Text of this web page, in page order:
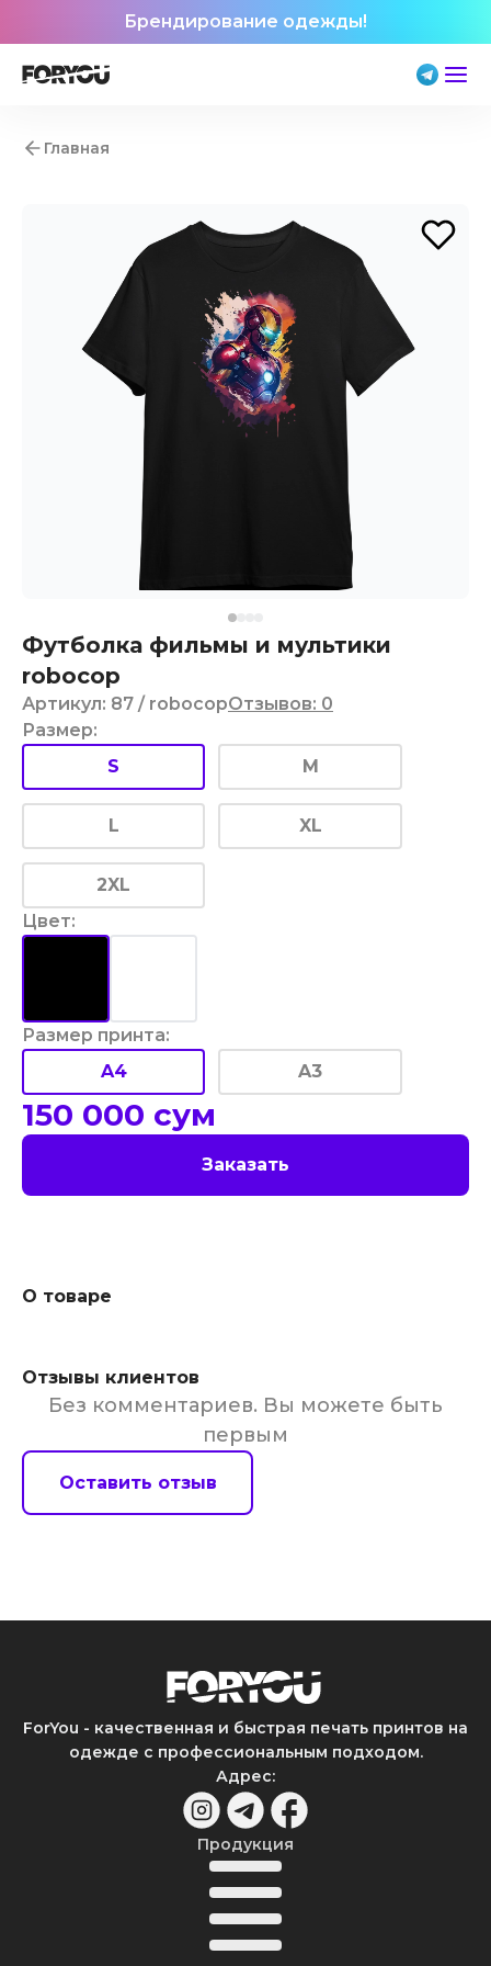
Брендирование одежды!
Главная
Футболка фильмы и мультики
robocop
Артикул: 87 / robocopОтзывов: 0
Размер:
S
M
L XL
2XL
Цвет:
Размер принта:
A4
A3
150 000 сум
Заказать
О товаре
Отзывы клиентов
Без комментариев. Вы можете быть
первым
Оставить отзыв
ForYou - качественная и быстрая печать принтов на
одежде с профессиональным подходом.
Адрес:
Продукция